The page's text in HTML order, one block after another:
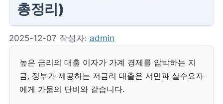
총정리)
2025-12-07 작성자: admin
높은 금리의 대출 이자가 가계 경제를 압박하는 지
금, 정부가 제공하는 저금리 대출은 서민과 실수요자
에게 가뭄의 단비와 같습니다.